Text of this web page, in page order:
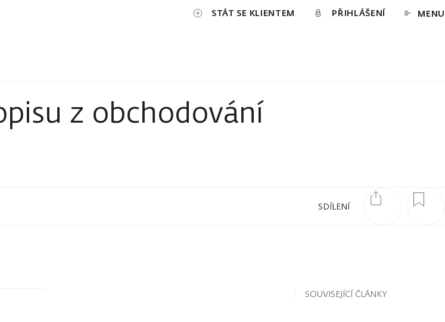
STÁT SE KLIENTEM PŘIHLÁŠENÍ MENU
z obchodování
SDÍLENÍ
SOUVISEJÍCÍ ČLÁNKY